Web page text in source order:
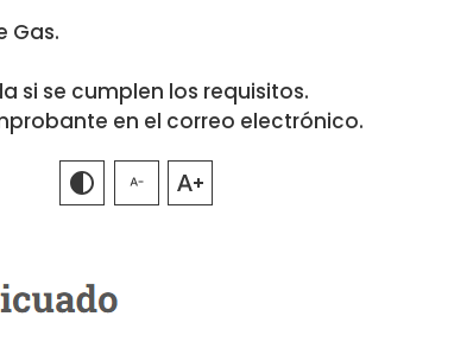
Gas.
si se cumplen los requisitos.
en el correo electrónico.